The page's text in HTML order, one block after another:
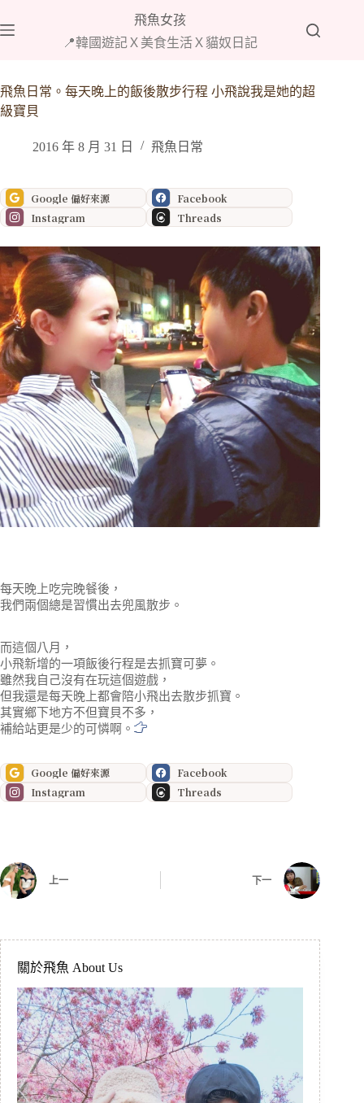
至
內
容
飛魚女孩
📍韓國遊記Ｘ美食生活Ｘ貓奴日記
飛魚日常。每天晚上的飯後散步行程 小飛說我是她的超
級寶貝
2016 年 8 月 31 日 飛魚日常
Google 偏好來源
Facebook
Instagram
Threads
每天晚上吃完晚餐後，
我們兩個總是習慣出去兜風散步。
而這個八月，
小飛新增的一項飯後行程是去抓寶可夢。
雖然我自己沒有在玩這個遊戲，
但我還是每天晚上都會陪小飛出去散步抓寶。
其實鄉下地方不但寶貝不多，
補給站更是少的可憐啊。
Google 偏好來源
Facebook
Instagram
Threads
上一 下一
關於飛魚 About Us